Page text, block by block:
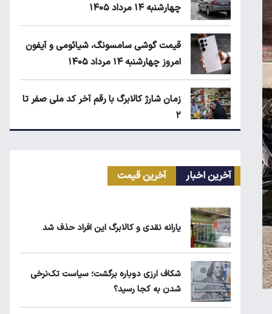
چهارشنبه ۱۴ مرداد ۱۴۰۵
قیمت گوشی سامسونگ، شیائومی و آیفون
امروز چهارشنبه ۱۴ مرداد ۱۴۰۵
زمان شارژ کالابرگ با رقم آخر کد ملی صفر تا
۲
ماجرای محدودیت گوشت برزیلی در اروپا
آخرین اخبار آخرین قیمت
یارانه نقدی و کالابرگ این افراد حذف شد
شکاف ارزی دوباره برگشت؛ سیاست تک‌نرخی
شدن به کجا رسید؟